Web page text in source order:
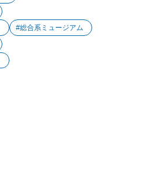
総合系ミュージアム